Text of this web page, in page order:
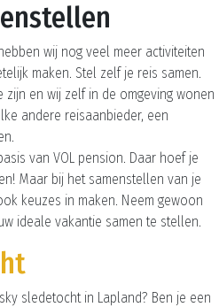
wij nog veel meer activiteiten
maken. Stel zelf je reis samen.
zijn en wij zelf in de omgeving wonen
andere reisaanbieder, een
van VOL pension. Daar hoef je
Maar bij het samenstellen van je
keuzes in maken. Neem gewoon
ideale vakantie samen te stellen.
sledetocht in Lapland? Ben je een